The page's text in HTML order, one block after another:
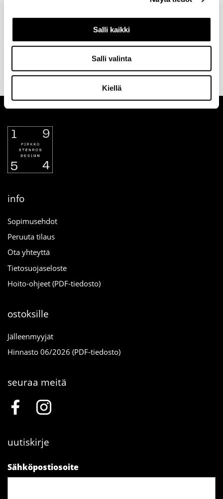
Salli kaikki
Salli valinta
Kiellä
yhteydessä
30 päivän
verkosta
info
Sopimusehdot
Peruuta tilaus
Ota yhteyttä
Tietosuojaseloste
Hoito-ohjeet (PDF-tiedosto)
ostoksille
Jälleenmyyjät
Hinnasto 06/2026 (PDF-tiedosto)
seuraa meitä
uutiskirje
Sähköpostiosoite